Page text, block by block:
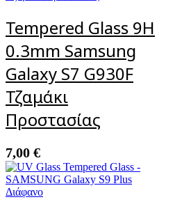
Tempered Glass 9H
0.3mm Samsung
Galaxy S7 G930F
Τζαμάκι
Προστασίας
7,00 €